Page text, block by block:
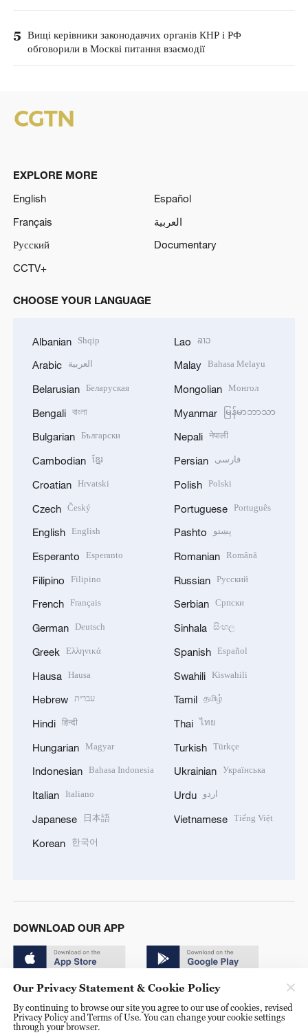
5 Вищі керівники законодавчих органів КНР і РФ
обговорили в Москві питання взаємодії
EXPLORE MORE
English
Español
Français
العربية
Русский
Documentary
CCTV+
CHOOSE YOUR LANGUAGE
Albanian Shqip
Arabic العربية
Belarusian Беларуская
Bengali বাংলা
Bulgarian Български
Cambodian ខ្មែរ
Croatian Hrvatski
Czech Český
English English
Esperanto Esperanto
Filipino Filipino
French Français
German Deutsch
Greek Ελληνικά
Hausa Hausa
Hebrew עברית
Hindi हिन्दी
Hungarian Magyar
Indonesian Bahasa Indonesia
Italian Italiano
Japanese 日本語
Korean 한국어
Lao ລາວ
Malay Bahasa Melayu
Mongolian Монгол
Myanmar မြန်မာဘာသာ
Nepali नेपाली
Persian فارسی
Polish Polski
Portuguese Português
Pashto پښتو
Romanian Română
Russian Русский
Serbian Српски
Sinhala සිංහල
Spanish Español
Swahili Kiswahili
Tamil தமிழ்
Thai ไทย
Turkish Türkçe
Ukrainian Українська
Urdu اردو
Vietnamese Tiếng Việt
DOWNLOAD OUR APP
© China Radio International.CRI. All Rights Reserved. 16A
Our Privacy Statement & Cookie Policy
By continuing to browse our site you agree to our use of cookies, revised
Privacy Policy and Terms of Use. You can change your cookie settings
through your browser.